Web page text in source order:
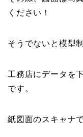
ください！
そうでないと模型
工務店にデータを
です。
紙図面のスキャナ